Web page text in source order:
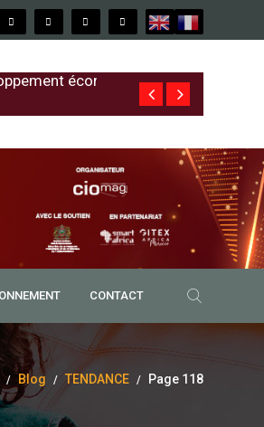
économique
Free au
CONTACT
Blog TENDANCE Page 118